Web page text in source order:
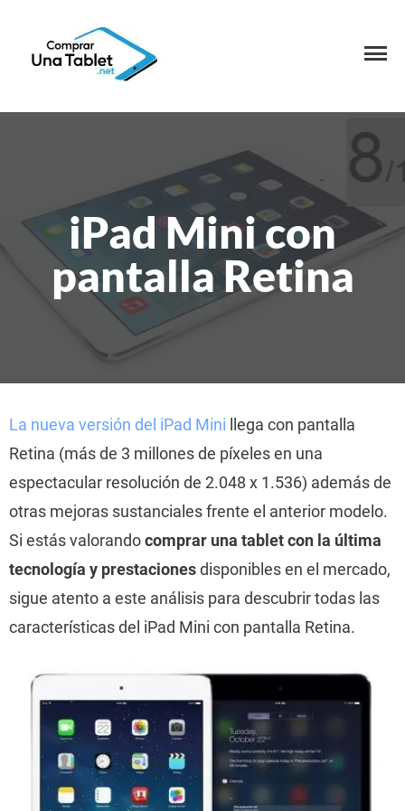
iPad Mini con
pantalla Retina
La nueva versión del iPad Mini llega con pantalla
Retina (más de 3 millones de píxeles en una
espectacular resolución de 2.048 x 1.536) además de
otras mejoras sustanciales frente el anterior modelo.
Si estás valorandocomprar una tablet con la última
tecnología y prestacionesdisponibles en el mercado,
sigue atento a este análisis para descubrir todas las
características del iPad Mini con pantalla Retina.